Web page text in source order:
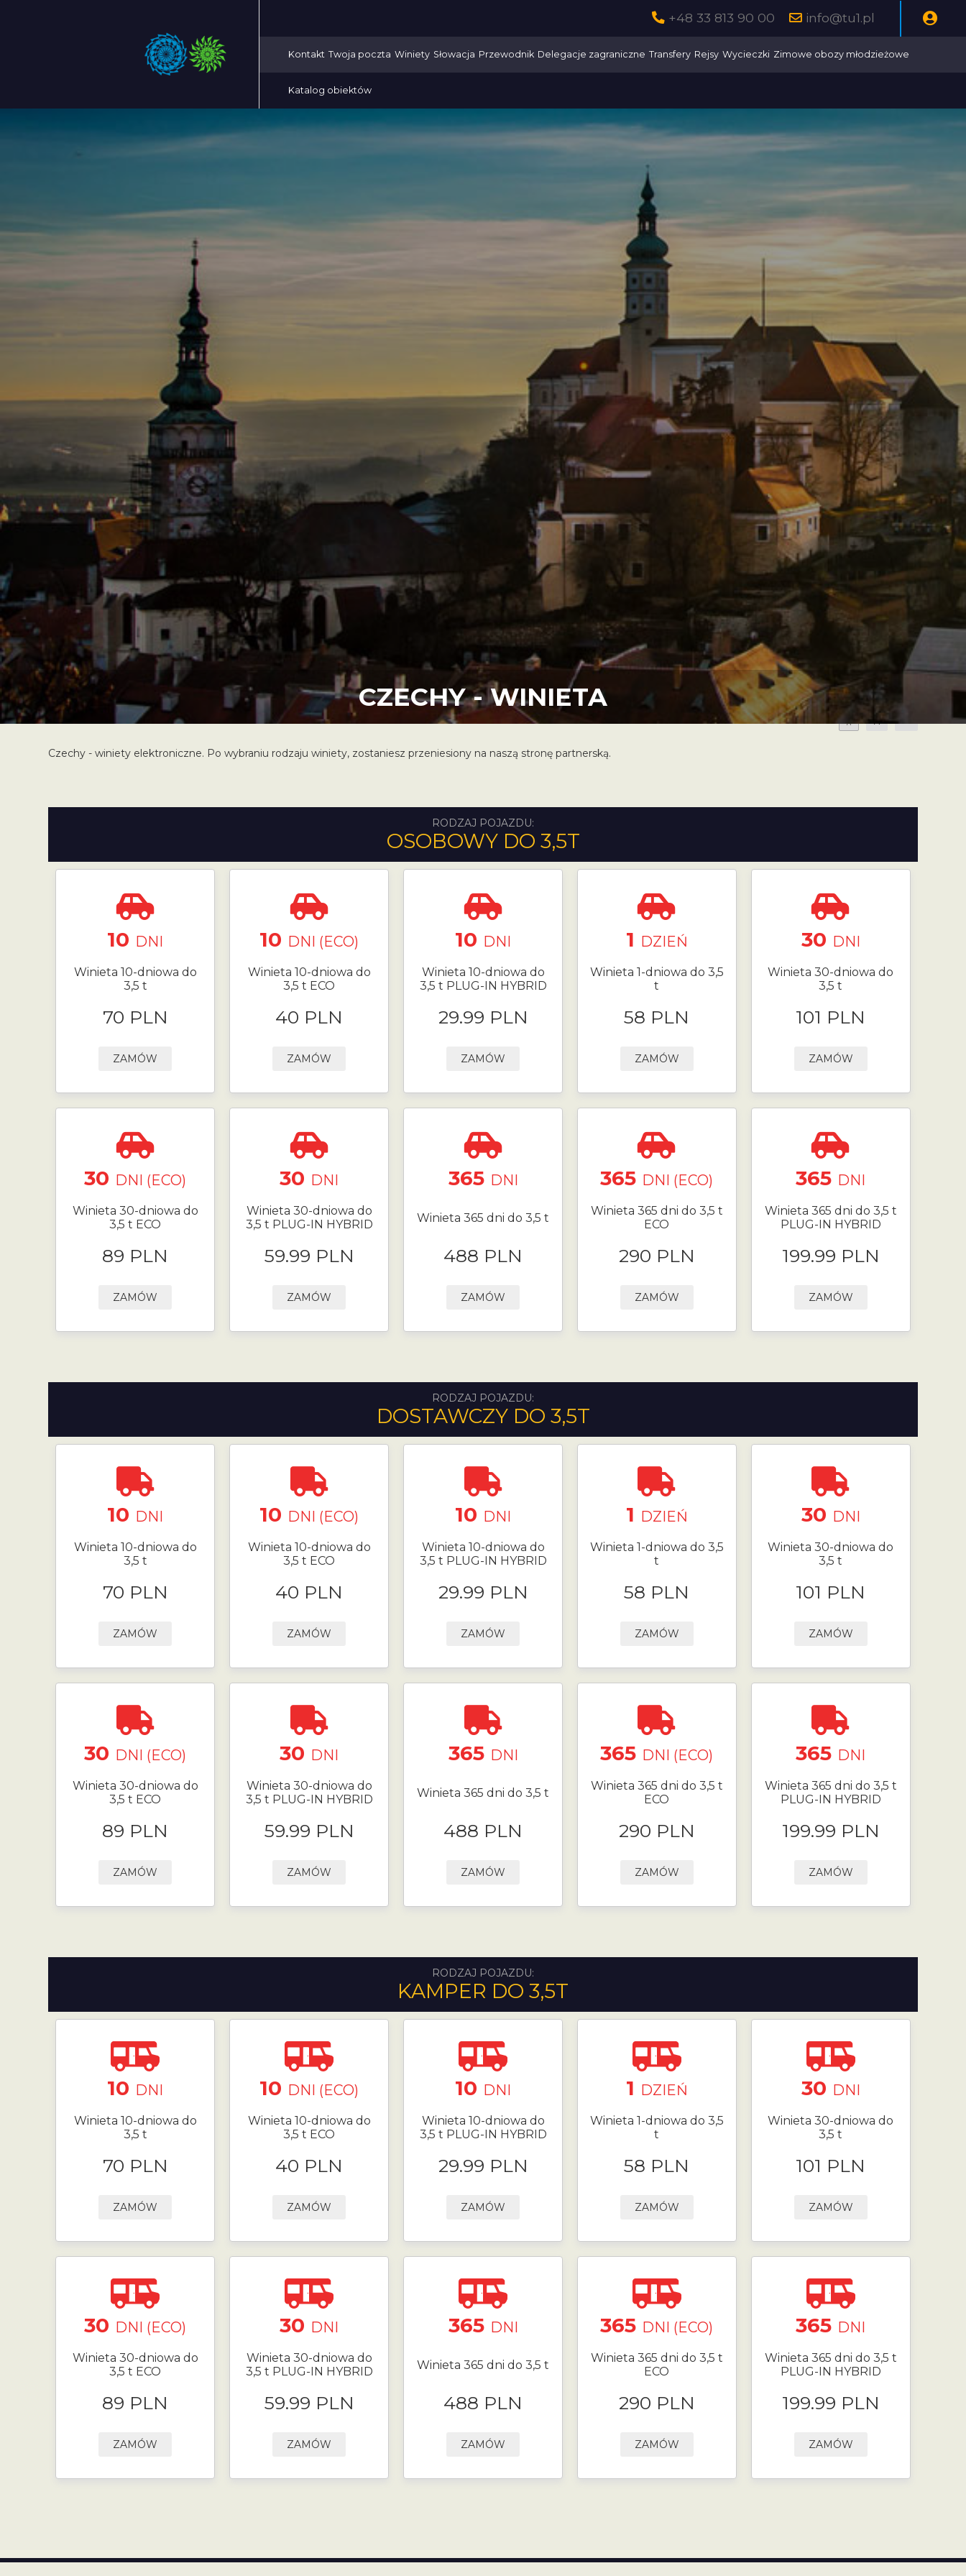
+48 33 813 90 00 info@tu1.pl
Kontakt Twoja poczta Winiety Słowacja Przewodnik Delegacje zagraniczne Transfery Rejsy Wycieczki Zimowe obozy młodzieżowe
Katalog obiektów
CZECHY - WINIETA
A A
Czechy - winiety elektroniczne. Po wybraniu rodzaju winiety, zostaniesz przeniesiony na naszą stronę partnerską.
RODZAJ POJAZDU:
OSOBOWY DO 3,5T
10 DNI
Winieta 10-dniowa do
3,5 t
70 PLN
ZAMÓW
10 DNI (ECO)
Winieta 10-dniowa do
3,5 t ECO
40 PLN
ZAMÓW
10 DNI
Winieta 10-dniowa do
3,5 t PLUG-IN HYBRID
29.99 PLN
ZAMÓW
1 DZIEŃ
Winieta 1-dniowa do 3,5
t
58 PLN
ZAMÓW
30 DNI
Winieta 30-dniowa do
3,5 t
101 PLN
ZAMÓW
30 DNI (ECO)
Winieta 30-dniowa do
3,5 t ECO
89 PLN
ZAMÓW
30 DNI
Winieta 30-dniowa do
3,5 t PLUG-IN HYBRID
59.99 PLN
ZAMÓW
365 DNI
Winieta 365 dni do 3,5 t
488 PLN
ZAMÓW
365 DNI (ECO)
Winieta 365 dni do 3,5 t
ECO
290 PLN
ZAMÓW
365 DNI
Winieta 365 dni do 3,5 t
PLUG-IN HYBRID
199.99 PLN
ZAMÓW
RODZAJ POJAZDU:
DOSTAWCZY DO 3,5T
10 DNI
Winieta 10-dniowa do
3,5 t
70 PLN
ZAMÓW
10 DNI (ECO)
Winieta 10-dniowa do
3,5 t ECO
40 PLN
ZAMÓW
10 DNI
Winieta 10-dniowa do
3,5 t PLUG-IN HYBRID
29.99 PLN
ZAMÓW
1 DZIEŃ
Winieta 1-dniowa do 3,5
t
58 PLN
ZAMÓW
30 DNI
Winieta 30-dniowa do
3,5 t
101 PLN
ZAMÓW
30 DNI (ECO)
Winieta 30-dniowa do
3,5 t ECO
89 PLN
ZAMÓW
30 DNI
Winieta 30-dniowa do
3,5 t PLUG-IN HYBRID
59.99 PLN
ZAMÓW
365 DNI
Winieta 365 dni do 3,5 t
488 PLN
ZAMÓW
365 DNI (ECO)
Winieta 365 dni do 3,5 t
ECO
290 PLN
ZAMÓW
365 DNI
Winieta 365 dni do 3,5 t
PLUG-IN HYBRID
199.99 PLN
ZAMÓW
RODZAJ POJAZDU:
KAMPER DO 3,5T
10 DNI
Winieta 10-dniowa do
3,5 t
70 PLN
ZAMÓW
10 DNI (ECO)
Winieta 10-dniowa do
3,5 t ECO
40 PLN
ZAMÓW
10 DNI
Winieta 10-dniowa do
3,5 t PLUG-IN HYBRID
29.99 PLN
ZAMÓW
1 DZIEŃ
Winieta 1-dniowa do 3,5
t
58 PLN
ZAMÓW
30 DNI
Winieta 30-dniowa do
3,5 t
101 PLN
ZAMÓW
30 DNI (ECO)
Winieta 30-dniowa do
3,5 t ECO
89 PLN
ZAMÓW
30 DNI
Winieta 30-dniowa do
3,5 t PLUG-IN HYBRID
59.99 PLN
ZAMÓW
365 DNI
Winieta 365 dni do 3,5 t
488 PLN
ZAMÓW
365 DNI (ECO)
Winieta 365 dni do 3,5 t
ECO
290 PLN
ZAMÓW
365 DNI
Winieta 365 dni do 3,5 t
PLUG-IN HYBRID
199.99 PLN
ZAMÓW